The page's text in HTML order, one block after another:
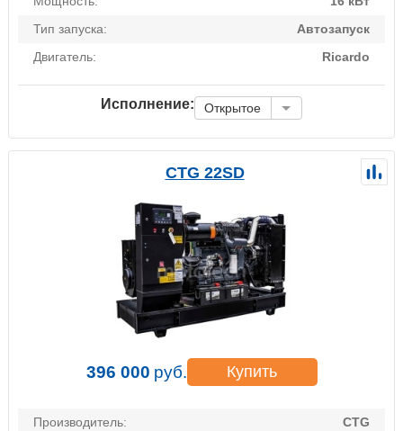
Тип запуска:
Автозапуск
Двигатель:
Ricardo
Исполнение: Открытое
CTG 22SD
396 000 руб. Купить
Производитель:
CTG